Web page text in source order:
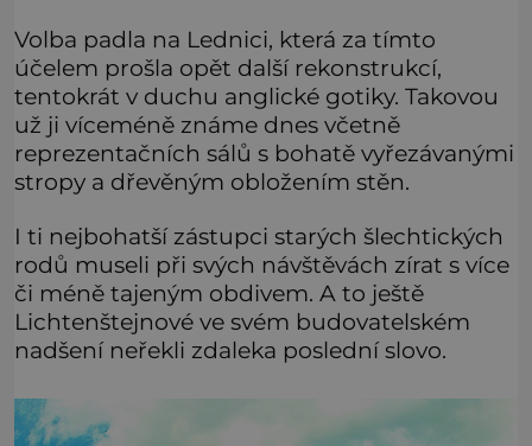
Volba padla na Lednici, která za tímto
účelem prošla opět další rekonstrukcí,
tentokrát v duchu anglické gotiky. Takovou
už ji víceméně známe dnes včetně
reprezentačních sálů s bohatě vyřezávanými
stropy a dřevěným obložením stěn.
I ti nejbohatší zástupci starých šlechtických
rodů museli při svých návštěvách zírat s více
či méně tajeným obdivem. A to ještě
Lichtenštejnové ve svém budovatelském
nadšení neřekli zdaleka poslední slovo.